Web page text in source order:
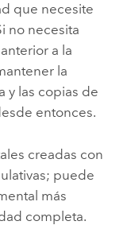
que necesite
no necesita
a la
la
y las copias de
entonces.
creadas con
puede
más
completa.